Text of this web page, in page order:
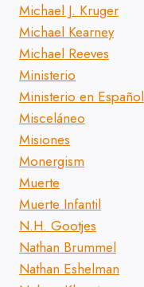
Michael J. Kruger
Michael Kearney
Michael Reeves
Ministerio
Ministerio en Español
Misceláneo
Misiones
Monergism
Muerte
Muerte Infantil
N.H. Gootjes
Nathan Brummel
Nathan Eshelman